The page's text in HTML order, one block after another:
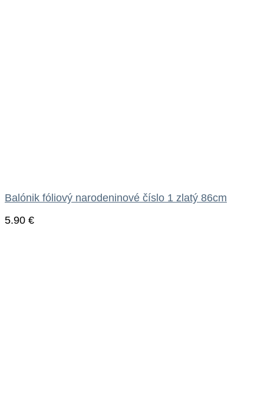
Balónik fóliový narodeninové číslo 1 zlatý 86cm
5.90 €